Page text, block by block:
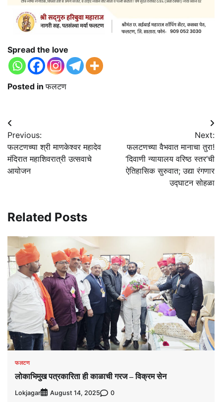
Spread the love
Posted inफलटण
Post
navigation
Previous:
फलटणच्या श्री माणकेश्वर महादेव
मंदिरात महाशिवरात्री उत्सवाचे
आयोजन
Next:
फलटणच्या वैभवात मानाचा तुरा!
‘दिवाणी न्यायालय वरिष्ठ स्तर’ची
ऐतिहासिक सुरुवात; उद्या रंगणार
उद्घाटन सोहळा
Related Posts
फलटण
लोकाभिमुख पत्रकारिता ही काळाची गरज – विक्रम सेन
Lokjagar August 14, 2025 0